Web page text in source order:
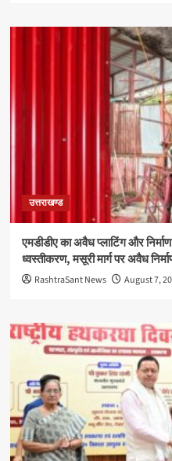
उत्तराखण्ड
एमडीडीए का अवैध प्लाटिंग और
ध्वस्तीकरण, मसूरी मार्ग पर अवैध
RashtraSant News August 7,